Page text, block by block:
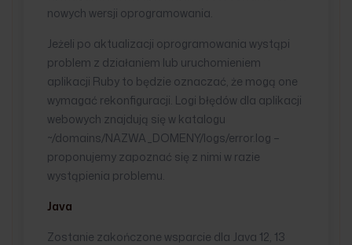
nowych wersji oprogramowania.
Jeżeli po aktualizacji oprogramowania wystąpi
problem z działaniem lub uruchomieniem
aplikacji Ruby to będzie oznaczać, że mogą one
wymagać rekonfiguracji. Logi błędów dla aplikacji
webowych znajdują się w katalogu
~/domains/NAZWA_DOMENY/logs/error.log –
proponujemy zapoznać się z nimi w razie
wystąpienia problemu.
Java
Zostanie zakończone wsparcie dla Java 12, 13